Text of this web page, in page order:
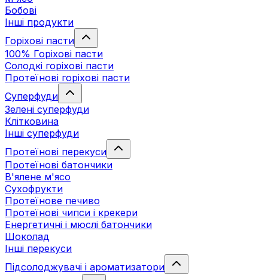
Бобові
Інші продукти
Горіхові пасти
100% Горіхові пасти
Солодкі горіхові пасти
Протеїнові горіхові пасти
Суперфуди
Зелені суперфуди
Клітковина
Інші суперфуди
Протеїнові перекуси
Протеїнові батончики
В'ялене м'ясо
Сухофрукти
Протеїнове печиво
Протеїнові чипси і крекери
Енергетичні і мюслі батончики
Шоколад
Інші перекуси
Підсолоджувачі і ароматизатори